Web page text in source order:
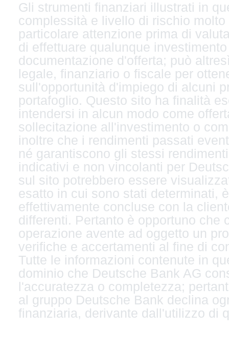
Gli strumenti finanziari illustrati in
complessità e livello di rischio
particolare attenzione prima di
di effettuare qualunque
documentazione d'offerta; può
legale, finanziario o fiscale per
sull'opportunità d'impiego di alcuni
portafoglio. Questo sito ha finalità
intendersi in alcun modo come
sollecitazione all'investimento o
inoltre che i rendimenti passati
né garantiscono gli stessi
indicativi e non vincolanti per
sul sito potrebbero essere
esatto in cui sono stati determinati,
effettivamente concluse con la
differenti. Pertanto è opportuno che
operazione avente ad oggetto un
verifiche e accertamenti al fine di
Tutte le informazioni contenute in
dominio che Deutsche Bank AG
l'accuratezza o completezza;
al gruppo Deutsche Bank declina
finanziaria, derivante dall'utilizzo di